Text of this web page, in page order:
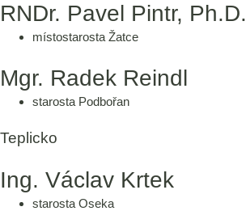
RNDr. Pavel Pintr, Ph.D.
místostarosta Žatce
Mgr. Radek Reindl
starosta Podbořan
Teplicko
Ing. Václav Krtek
starosta Oseka